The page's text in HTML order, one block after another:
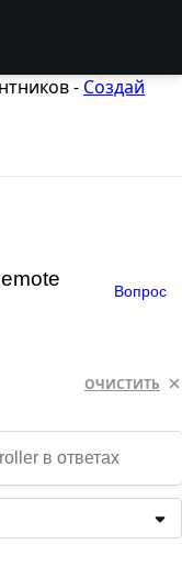
- Создай
Вопрос
ОЧИСТИТЬ